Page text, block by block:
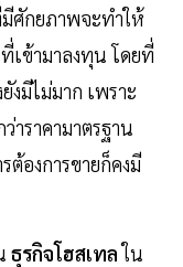
มีศักยภาพจะทำให้
เข้ามาลงทุน โดยที่
งมีไม่มาก เพราะ
าราคามาตรฐาน
ต้องการขายก็คงมี
ธุรกิจโฮสเทลใน